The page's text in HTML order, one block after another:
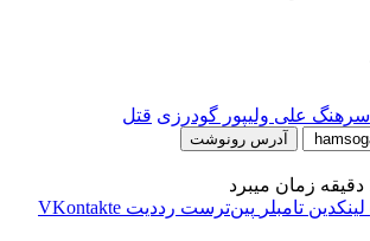
سرهنگ علی ولیپور گودرزی قتل
آدرس رونوشت
لینکدین ‫تامبلر ‫پین‌ترست ‫رددیت ‫VKontakte